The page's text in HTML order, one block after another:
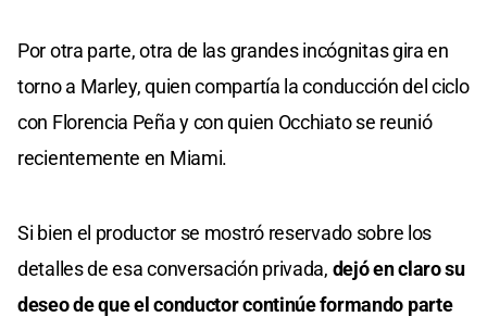
Por otra parte, otra de las grandes incógnitas gira en
torno a Marley, quien compartía la conducción del ciclo
con Florencia Peña y con quien Occhiato se reunió
recientemente en Miami.
Si bien el productor se mostró reservado sobre los
detalles de esa conversación privada, dejó en claro su
deseo de que el conductor continúe formando parte